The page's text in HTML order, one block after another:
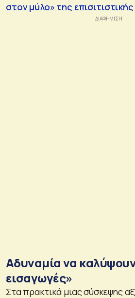
στον μύλο» της
Αδυναμία να
εισαγωγές»
Στα πρακτικά μιας σύσκεψης